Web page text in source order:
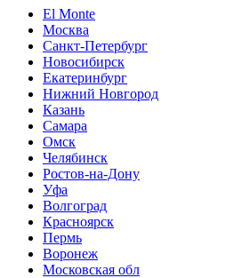
El Monte
Москва
Санкт-Петербург
Новосибирск
Екатеринбург
Нижний Новгород
Казань
Самара
Омск
Челябинск
Ростов-на-Дону
Уфа
Волгоград
Красноярск
Пермь
Воронеж
Московская обл